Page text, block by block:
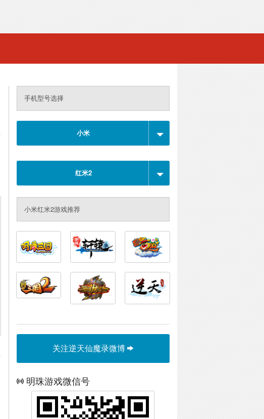
手机型号选择
小米
红米2
小米红米2游戏推荐
关注逆天仙魔录微博
明珠游戏微信号